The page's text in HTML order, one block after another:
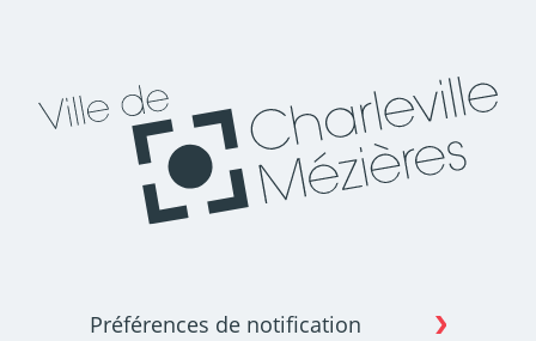
Préférences de notification